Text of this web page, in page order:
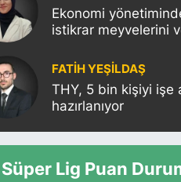
Ekonomi
istikrar meyvelerini
notunu yükseltti!
FATIH YEŞİLDAŞ
THY, 5 bin kişiyi işe
hazırlanıyor
Süper Lig Puan